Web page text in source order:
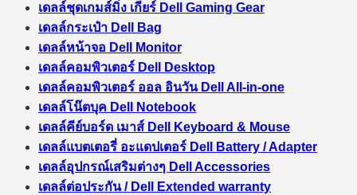
เดลล์ชุดเกมส์มิ่ง เกียร์ Dell Gaming Gear
เดลล์กระเป๋า Dell Bag
เดลล์หน้าจอ Dell Monitor
เดลล์คอมพิวเตอร์ Dell Desktop
เดลล์คอมพิวเตอร์ ออล อินวัน Dell All-in-one
เดลล์โน๊ตบุค Dell Notebook
เดลล์คีย์บอร์ด เมาส์ Dell Keyboard & Mouse
เดลล์แบตเตอรี่ อะแดปเตอร์ Dell Battery / Adapter
เดลล์อุปกรณ์เสริมต่างๆ Dell Accessories
เดลล์ต่อประกัน / Dell Extended warranty